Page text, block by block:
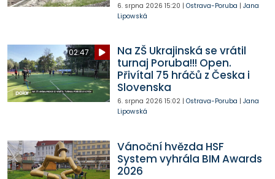
6. srpna 2026 15:20 | Ostrava-Poruba | Jana
Lipowská
02:47
Na ZŠ Ukrajinská se vrátil
turnaj Poruba!!! Open.
Přivítal 75 hráčů z Česka i
Slovenska
6. srpna 2026 15:02| Ostrava-Poruba | Jana
Lipowská
Vánoční hvězda HSF
System vyhrála BIM Awards
2026